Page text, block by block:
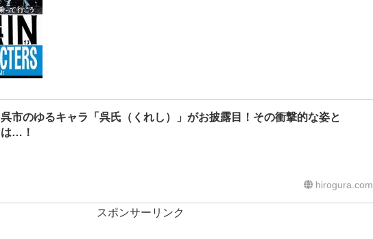
呉市のゆるキャラ「呉氏（くれし）」がお披露目！その衝撃的な姿と
は…！
hirogura.com
スポンサーリンク